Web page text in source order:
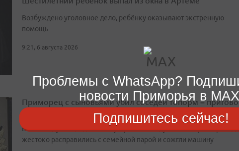
Возбуждено уголовное дело, ребёнку оказывают экстренную
помощь
9:21, 6 августа 2026
Приморец с сыновьями убил соседей топорм –
назначен спустя 10 лет
В 2016 году отец и два сына устроили засаду из‑за спора о
жестоко расправились с семейной парой и сожгли машину
Проблемы с WhatsApp?
новости Приморья в
Подпишитесь сейчас!